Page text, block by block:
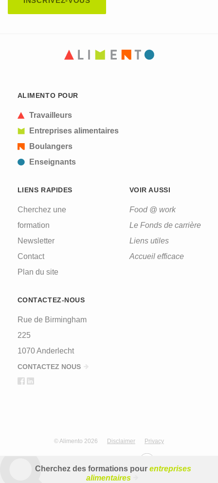
submissions.
ALIMENTO POUR
Travailleurs
Entreprises alimentaires
Boulangers
Enseignants
LIENS RAPIDES
Cherchez une
formation
Newsletter
Contact
Plan du site
VOIR AUSSI
Food @ work
Le Fonds de carrière
Liens utiles
Accueil efficace
CONTACTEZ-NOUS
Rue de Birmingham
225
1070 Anderlecht
CONTACTEZ NOUS
© Alimento 2026 Disclaimer Privacy
Cherchez des formations pour entreprises
alimentaires